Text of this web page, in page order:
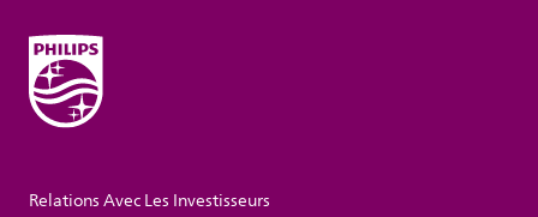
Relations Avec Les Investisseurs